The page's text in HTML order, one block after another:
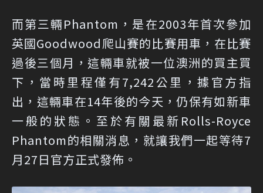
而第三輛Phantom，是在2003年首次參加
英國Goodwood爬山賽的比賽用車，在比賽
過後三個月，這輛車就被一位澳洲的買主買
下，當時里程僅有7,242公里，據官方指
出，這輛車在14年後的今天，仍保有如新車
一般的狀態。至於有關最新Rolls-Royce
Phantom的相關消息，就讓我們一起等待7
月27日官方正式發佈。